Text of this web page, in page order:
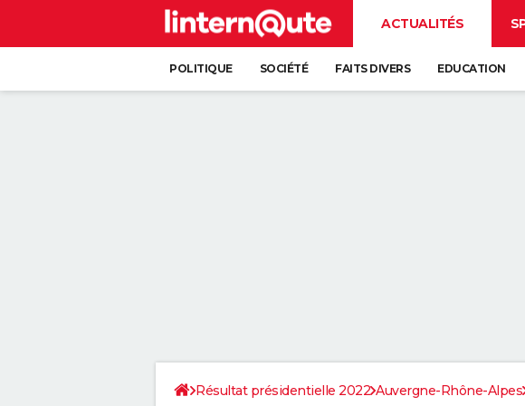
ACTUALITÉS
POLITIQUE SOCIÉTÉ FAITS DIVERS EDUCATION
Résultat présidentielle 2022 Auvergne-Rhône-Alpes